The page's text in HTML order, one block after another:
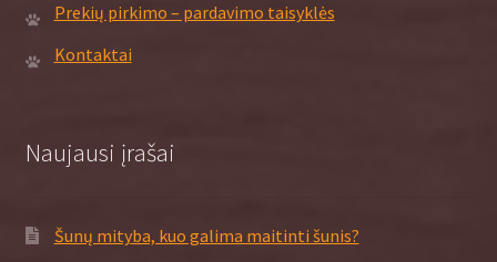
Prekių pirkimo – pardavimo taisyklės
Kontaktai
Naujausi įrašai
Šunų mityba, kuo galima maitinti šunis?